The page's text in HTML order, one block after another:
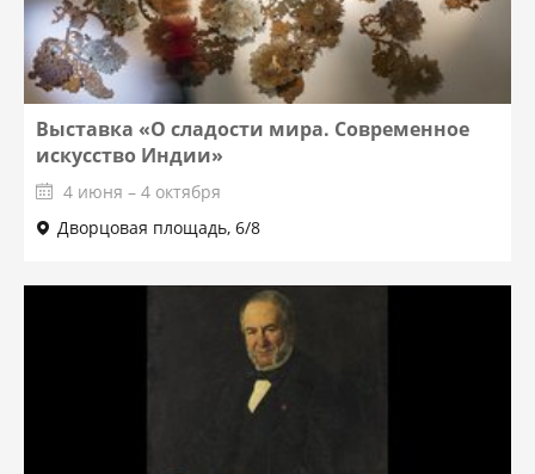
Выставка «О сладости мира. Современное
искусство Индии»
4 июня – 4 октября
Дворцовая площадь, 6/8